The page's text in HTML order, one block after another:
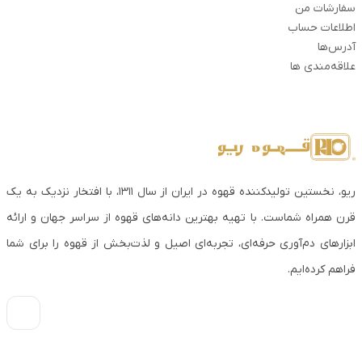
سفارشات من
اطلاعات حساب
آدرس‌ها
علاقه‌مندی ها
ریو، نخستین تولیدکننده قهوه در ایران از سال ۱۳۱۱، با افتخار نزدیک به یک
قرن همراه شماست. با تهیه بهترین دانه‌های قهوه از سراسر جهان و ارائه
ابزارهای دم‌آوری حرفه‌ای، تجربه‌ای اصیل و لذت‌بخش از قهوه را برای شما
فراهم کرده‌ایم.